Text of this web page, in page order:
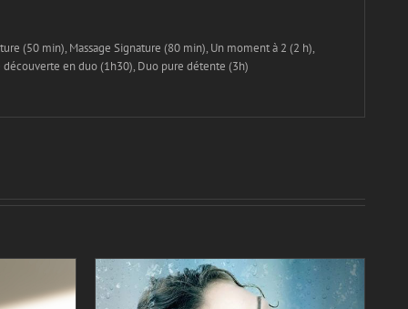
(50 min), Massage Signature (80 min), Un moment à 2 (2 h),
en duo (1h30), Duo pure détente (3h)